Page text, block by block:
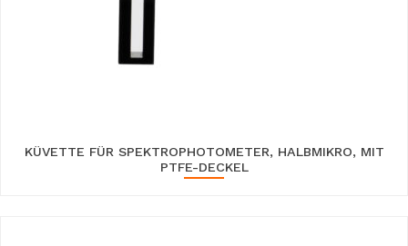
KÜVETTE FÜR SPEKTROPHOTOMETER, HALBMIKRO, MIT
PTFE-DECKEL